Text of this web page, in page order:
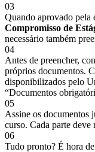
03
Quando aprovado pela
Compromisso de
necessário também
04
Antes de preencher,
próprios documentos.
disponibilizados pelo
“Documentos
05
Assine os documentos
curso. Cada parte deve
06
Tudo pronto? É hora